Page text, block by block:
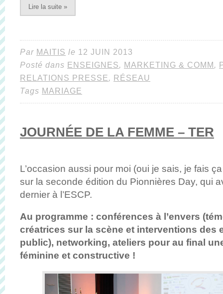
Lire la suite »
Par MAITIS le 12 JUIN 2013
Posté dans ENSEIGNES, MARKETING & COMM ,
RELATIONS PRESSE, RÉSEAU
Tags MARIAGE
JOURNÉE DE LA FEMME – TER
L’occasion aussi pour moi (oui je sais, je fais
sur la seconde édition du Pionnières Day, qui
dernier à l’ESCP.
Au programme : conférences à l’envers
créatrices sur la scène et interventions des
public), networking, ateliers pour au final
féminine et constructive !